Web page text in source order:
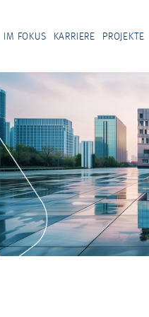
IM FOKUS KARRIERE PROJEKTE